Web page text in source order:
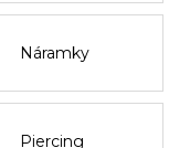
Náramky
Piercing